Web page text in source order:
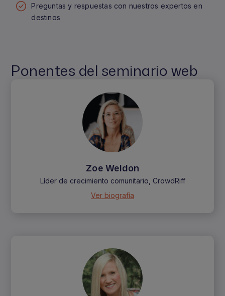
Preguntas y respuestas con nuestros expertos en
destinos
Ponentes del seminario web
Zoe Weldon
Líder de crecimiento comunitario, CrowdRiff
Ver biografía